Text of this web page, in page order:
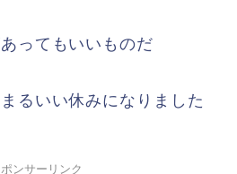
ってもいいものだ
るいい休みになりました
ンサーリンク